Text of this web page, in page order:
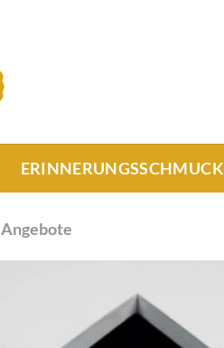
ERINNERUNGSSCHMUCK
Angebote